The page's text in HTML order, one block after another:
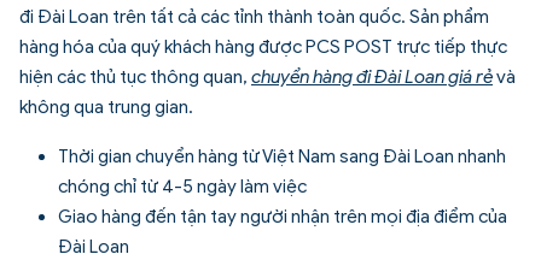
đi Đài Loan trên tất cả các tỉnh thành toàn quốc. Sản phẩm
hàng hóa của quý khách hàng được PCS POST trực tiếp thực
hiện các thủ tục thông quan, chuyển hàng đi Đài Loan giá rẻvà
không qua trung gian.
Thời gian chuyển hàng từ Việt Nam sang Đài Loan nhanh
chóng chỉ từ 4-5 ngày làm việc
Giao hàng đến tận tay người nhận trên mọi địa điểm của
Đài Loan